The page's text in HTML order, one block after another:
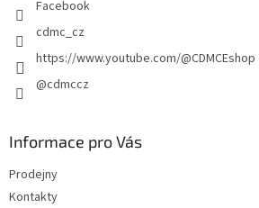
Facebook
cdmc_cz
https://www.youtube.com/@CDMCEshop
@cdmccz
Informace pro Vás
Prodejny
Kontakty